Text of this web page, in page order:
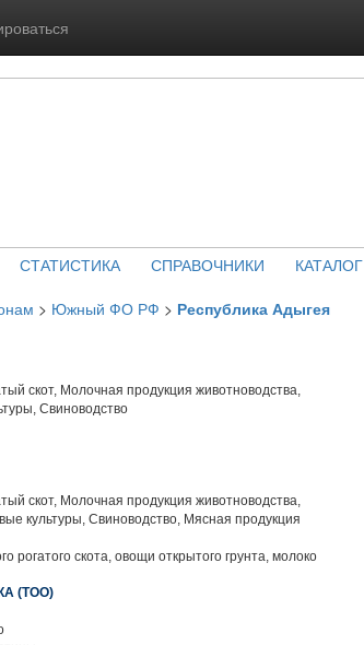
СТАТИСТИКА СПРАВОЧНИКИ КАТАЛОГ
> Южный ФО РФ > Республика Адыгея
скот, Молочная продукция животноводства,
Свиноводство
скот, Молочная продукция животноводства,
культуры, Свиноводство, Мясная продукция
рогатого скота, овощи открытого грунта, молоко
(ТОО)